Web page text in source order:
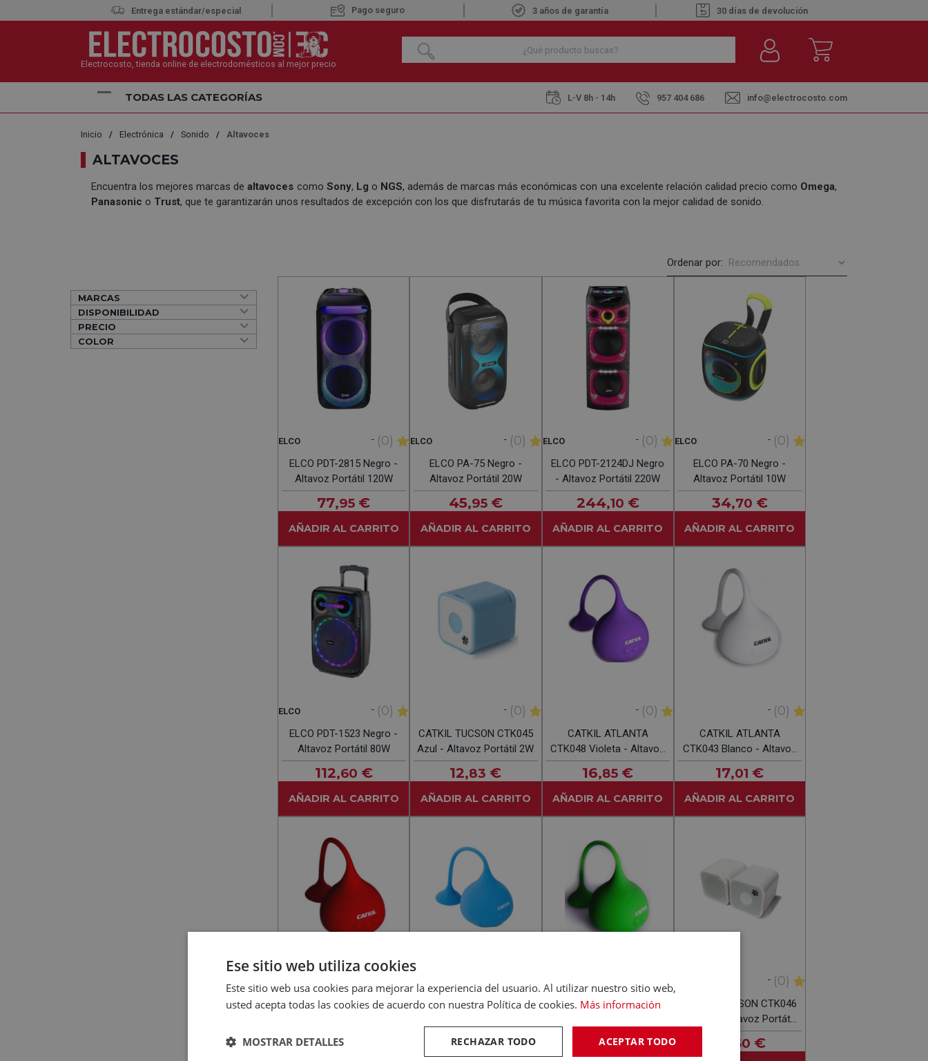
Entrega estándar/especial Pago seguro 3 años de garantía 30 días de devolución
Electrocosto, tienda online de electrodomésticos al mejor precio
TODAS LAS CATEGORÍAS L-V 8h - 14h 957 404 686 info@electrocosto.com
Inicio Electrónica Sonido Altavoces
ALTAVOCES
Encuentra los mejores marcas dealtavoces como Sony, Lg o NGS, además de marcas más económicas con una excelente relación calidad precio como Omega,
Panasonic o Trust, que te garantizarán unos resultados de excepción con los que disfrutarás de tu música favorita con la mejor calidad de sonido.
Ordenar por:
MARCAS
DISPONIBILIDAD
PRECIO
COLOR
ELCO - (0)
ELCO PDT-2815 Negro -
Altavoz Portátil 120W
77,95 €
AÑADIR AL CARRITO
ELCO - (0)
ELCO PA-75 Negro -
Altavoz Portátil 20W
45,95 €
AÑADIR AL CARRITO
ELCO - (0)
ELCO PDT-2124DJ Negro
- Altavoz Portátil 220W
244,10 €
AÑADIR AL CARRITO
ELCO - (0)
ELCO PA-70 Negro -
Altavoz Portátil 10W
34,70 €
AÑADIR AL CARRITO
ELCO - (0)
ELCO PDT-1523 Negro -
Altavoz Portátil 80W
112,60 €
AÑADIR AL CARRITO
- (0)
CATKIL TUCSON CTK045
Azul - Altavoz Portátil 2W
12,83 €
AÑADIR AL CARRITO
- (0)
CATKIL ATLANTA
CTK048 Violeta - Altavoz
Portátil Ducha
16,85 €
AÑADIR AL CARRITO
- (0)
CATKIL ATLANTA
CTK043 Blanco - Altavoz
Portátil Ducha
17,01 €
AÑADIR AL CARRITO
(0)
CATKIL ATLANTA
16,85
CATKIL ATLANTA
16,85 €
(0)
CATKIL ATLANTA
,32 €
- (0)
CATKIL TUCSON CTK046
Blanco - Altavoz Portátil
2W
,60 €
Ese sitio web utiliza cookies
Este sitio web usa cookies para mejorar la experiencia del usuario. Al utilizar nuestro sitio web,
usted acepta todas las cookies de acuerdo con nuestra Política de cookies. Más información
ACEPTAR TODO
RECHAZAR TODO
MOSTRAR DETALLES